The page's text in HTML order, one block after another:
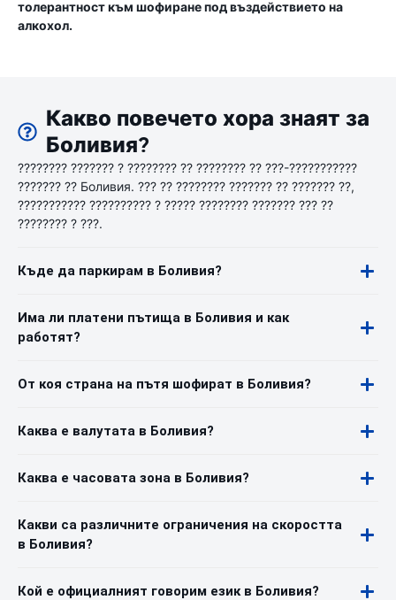
толерантност към шофиране под въздействието на
алкохол.
Какво повечето хора знаят за
Боливия?
???????? ??????? ? ???????? ?? ???????? ?? ???-???????????
??????? ?? Боливия. ??? ?? ???????? ??????? ?? ??????? ??,
??????????? ?????????? ? ????? ???????? ??????? ??? ??
???????? ? ???.
Къде да паркирам в Боливия?
Има ли платени пътища в Боливия и как
работят?
От коя страна на пътя шофират в Боливия?
Каква е валутата в Боливия?
Каква е часовата зона в Боливия?
Какви са различните ограничения на скоростта
в Боливия?
Кой е официалният говорим език в Боливия?